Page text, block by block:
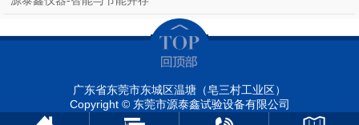
广东省东莞市东城区温塘（皂三村工业区）
Copyright © 东莞市源泰鑫试验设备有限公司